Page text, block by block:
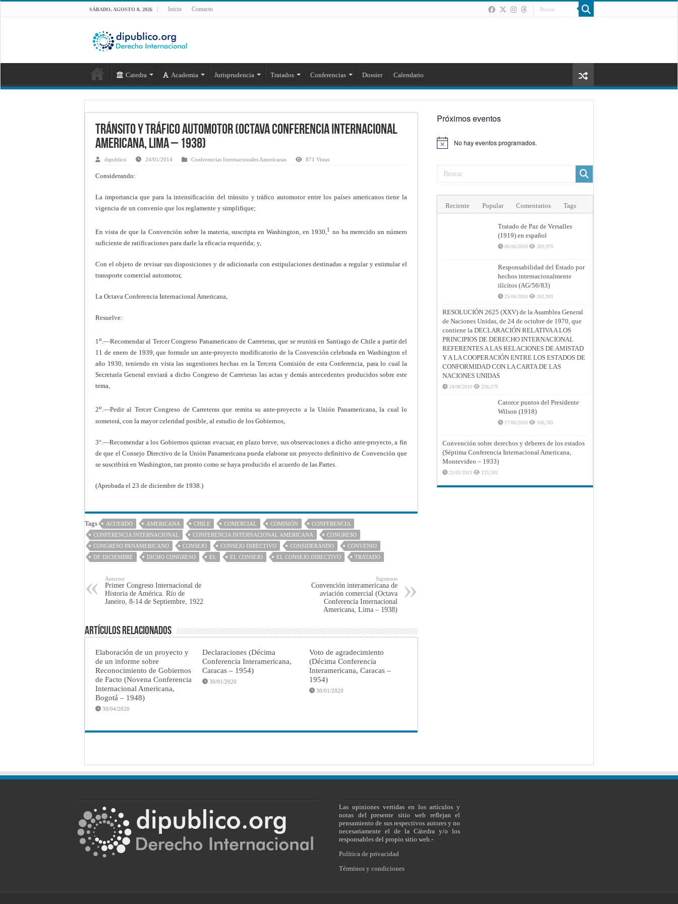
SÁBADO, AGOSTO 8, 2026 Inicio Contacto
Catedra Academia Jurisprudencia Tratados Conferencias Dossier Calendario
Tránsito y tráfico automotor (Octava Conferencia Internacional
Americana, Lima – 1938)
dipublico 24/01/2014 Conferencias Internacionales Americanas 871 Vistas
Considerando:
La importancia que para la intensificación del tránsito y tráfico automotor entre los países americanos tiene la
vigencia de un convenio que los reglamente y simplifique;
En vista de que la Convención sobre la materia, suscripta en Washington, en 1930,1 no ha merecido un número
suficiente de ratificaciones para darle la eficacia requerida; y,
Con el objeto de revisar sus disposiciones y de adicionarla con estipulaciones destinadas a regular y estimular el
transporte comercial automotor,
La Octava Conferencia Internacional Americana,
Resuelve:
1o.—Recomendar al Tercer Congreso Panamericano de Carreteras, que se reunirá en Santiago de Chile a partir del
11 de enero de 1939, que formule un ante-proyecto modificatorio de la Convención celebrada en Washington el
año 1930, teniendo en vista las sugestiones hechas en la Tercera Comisión de esta Conferencia, para lo cual la
Secretaría General enviará a dicho Congreso de Carreteras las actas y demás antecedentes producidos sobre este
tema,
2o.—Pedir al Tercer Congreso de Carreteras que remita su ante-proyecto a la Unión Panamericana, la cual lo
someterá, con la mayor celeridad posible, al estudio de los Gobiernos,
3°.—Recomendar a los Gobiernos quieran evacuar, en plazo breve, sus observaciones a dicho ante-proyecto, a fin
de que el Consejo Directivo de la Unión Panamericana pueda elaborar un proyecto definitivo de Convención que
se suscribirá en Washington, tan pronto como se haya producido el acuerdo de las Partes.
(Aprobada el 23 de diciembre de 1938.)
Tags ACUERDO AMERICANA CHILE COMERCIAL COMISIÓN
CONFERENCIA
CONFERENCIA INTERNACIONAL
CONFERENCIA INTERNACIONAL AMERICANA
CONGRESO
CONGRESO PANAMERICANO
CONSEJO CONSEJO DIRECTIVO CONSIDERANDO
CONVENIO
DE DICIEMBRE
DICHO CONGRESO EL EL CONSEJO EL CONSEJO DIRECTIVO TRATADO
Anterior
Primer Congreso Internacional de
Historia de América. Río de
Janeiro, 8-14 de Septiembre, 1922
Siguiente
Convención interamericana de
aviación comercial (Octava
Conferencia Internacional
Americana, Lima – 1938)
Artículos Relacionados
Elaboración de un proyecto y
de un informe sobre
Reconocimiento de Gobiernos
de Facto (Novena Conferencia
Internacional Americana,
Bogotá – 1948)
30/04/2020
Declaraciones (Décima
Conferencia Interamericana,
Caracas – 1954)
30/01/2020
Voto de agradecimiento
(Décima Conferencia
Interamericana, Caracas –
1954)
30/01/2020
Próximos eventos
Aviso No hay eventos programados.
Reciente Popular Comentarios Tags
Tratado de Paz de Versalles
(1919) en español
06/06/2010 393,970
Responsabilidad del Estado por
hechos internacionalmente
ilícitos (AG/56/83)
25/06/2010 262,991
RESOLUCIÓN 2625 (XXV) de la Asamblea General
de Naciones Unidas, de 24 de octubre de 1970, que
contiene la DECLARACIÓN RELATIVA A LOS
PRINCIPIOS DE DERECHO INTERNACIONAL
REFERENTES A LAS RELACIONES DE AMISTAD
Y A LA COOPERACIÓN ENTRE LOS ESTADOS DE
CONFORMIDAD CON LA CARTA DE LAS
NACIONES UNIDAS
24/06/2010 238,579
Catorce puntos del Presidente
Wilson (1918)
17/06/2010 166,765
Convención sobre derechos y deberes de los estados
(Séptima Conferencia Internacional Americana,
Montevideo – 1933)
21/01/2013 123,592
Las opiniones vertidas en los artículos y
notas del presente sitio web reflejan el
pensamiento de sus respectivos autores y no
necesariamente el de la Cátedra y/o los
responsables del propio sitio web.-
Política de privacidad
Términos y condiciones